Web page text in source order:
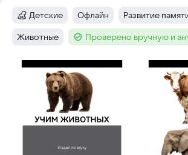
Категория:
Детские Тег:
Офлайн Тег:
Развитие
Тег:
Животные Тег :Проверено вручную и
Скриншоты